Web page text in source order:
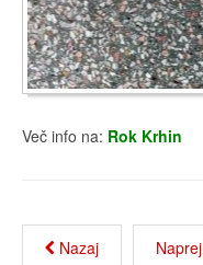
Več info na: Rok Krhin
Nazaj Naprej